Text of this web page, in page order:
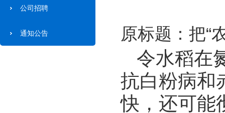
公司招聘
通知公告 原标题：把“
令水稻在
抗白粉病和
快，还可